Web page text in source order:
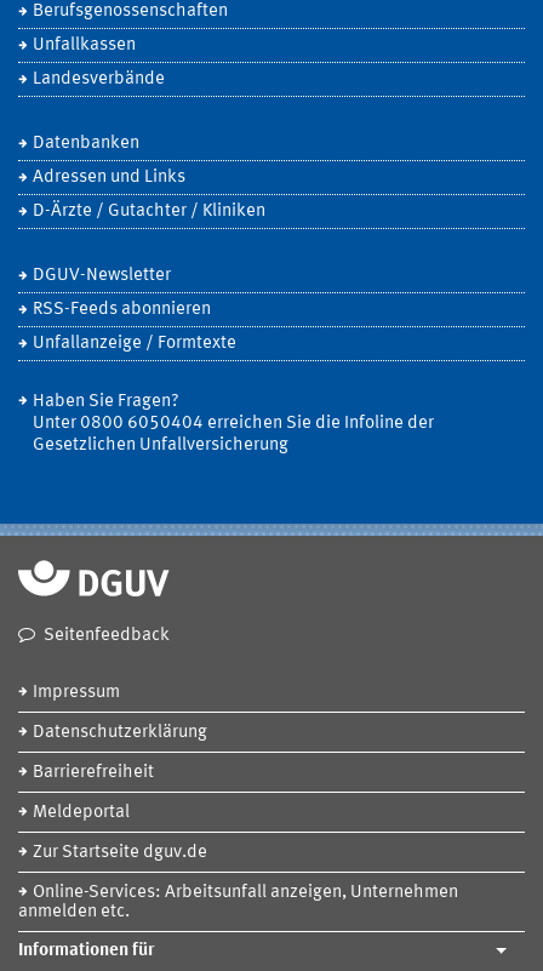
Berufsgenossenschaften
Unfallkassen
Landesverbände
Datenbanken
Adressen und Links
D-Ärzte / Gutachter / Kliniken
DGUV-Newsletter
RSS-Feeds abonnieren
Unfallanzeige / Formtexte
Haben Sie Fragen?
Unter 0800 6050404 erreichen Sie die Infoline der
Gesetzlichen Unfallversicherung
Seitenfeedback
Impressum
Datenschutzerklärung
Barrierefreiheit
Meldeportal
Zur Startseite dguv.de
Online-Services: Arbeitsunfall anzeigen, Unternehmen
anmelden etc.
Informationen für